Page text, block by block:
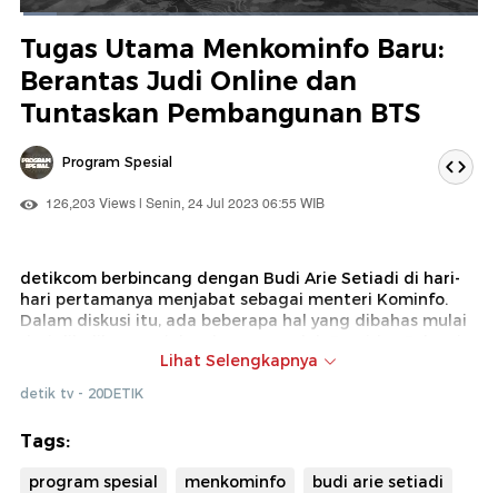
Hidup
Saat
ini
Dimuat:
Tugas Utama Menkominfo Baru:
Berantas Judi Online dan
Tuntaskan Pembangunan BTS
Program Spesial
126,203 Views | Senin, 24 Jul 2023 06:55 WIB
detikcom berbincang dengan Budi Arie Setiadi di hari-
hari pertamanya menjabat sebagai menteri Kominfo.
Dalam diskusi itu, ada beberapa hal yang dibahas mulai
strategi penyelesaian pekerjaan proyek BAKTI,
pemberantasan judi online, hingga pemetaan pilpres
2024 nanti.
Lihat Selengkapnya
detik tv - 20DETIK
Tags:
program spesial menkominfo
budi arie setiadi